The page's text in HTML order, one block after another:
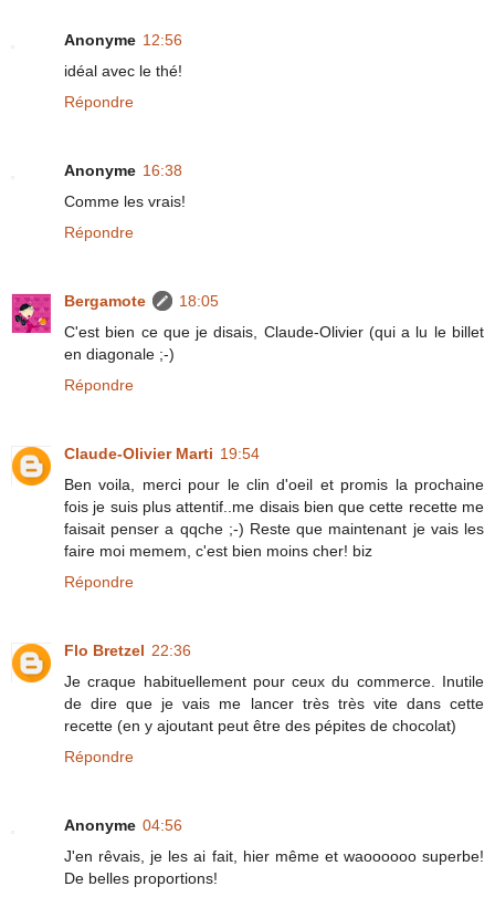
Anonyme 12:56
idéal avec le thé!
Répondre
Anonyme 16:38
Comme les vrais!
Répondre
Bergamote
18:05
C'est bien ce que je disais, Claude-Olivier (qui a lu le billet
en diagonale ;-)
Répondre
Claude-Olivier Marti 19:54
Ben voila, merci pour le clin d'oeil et promis la prochaine
fois je suis plus attentif..me disais bien que cette recette me
faisait penser a qqche ;-) Reste que maintenant je vais les
faire moi memem, c'est bien moins cher! biz
Répondre
Flo Bretzel 22:36
Je craque habituellement pour ceux du commerce. Inutile
de dire que je vais me lancer très très vite dans cette
recette (en y ajoutant peut être des pépites de chocolat)
Répondre
Anonyme 04:56
J'en rêvais, je les ai fait, hier même et waoooooo superbe!
De belles proportions!